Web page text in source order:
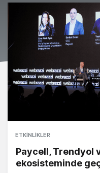
ETKINLIKLER
Paycell, Trendyol
ekosisteminde